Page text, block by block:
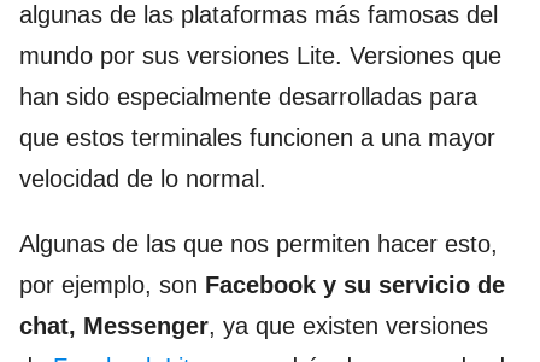
algunas de las plataformas más famosas del
mundo por sus versiones Lite. Versiones que
han sido especialmente desarrolladas para
que estos terminales funcionen a una mayor
velocidad de lo normal.
Algunas de las que nos permiten hacer esto,
por ejemplo, son Facebook y su servicio de
chat, Messenger, ya que existen versiones